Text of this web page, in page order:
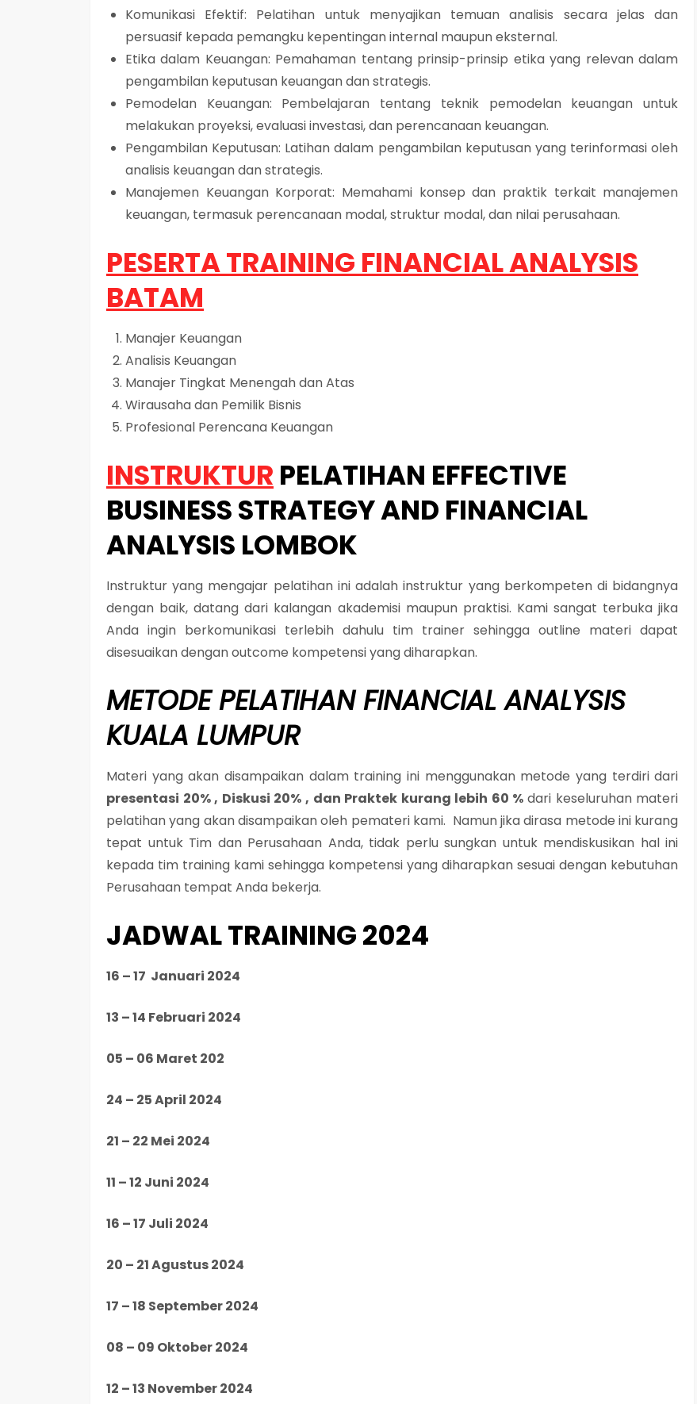
Komunikasi Efektif: Pelatihan untuk menyajikan temuan analisis secara jelas dan
persuasif kepada pemangku kepentingan internal maupun eksternal.
Etika dalam Keuangan: Pemahaman tentang prinsip-prinsip etika yang relevan dalam
pengambilan keputusan keuangan dan strategis.
Pemodelan Keuangan: Pembelajaran tentang teknik pemodelan keuangan untuk
melakukan proyeksi, evaluasi investasi, dan perencanaan keuangan.
Pengambilan Keputusan: Latihan dalam pengambilan keputusan yang terinformasi oleh
analisis keuangan dan strategis.
Manajemen Keuangan Korporat: Memahami konsep dan praktik terkait manajemen
keuangan, termasuk perencanaan modal, struktur modal, dan nilai perusahaan.
PESERTA TRAINING FINANCIAL ANALYSIS
BATAM
Manajer Keuangan
Analisis Keuangan
Manajer Tingkat Menengah dan Atas
Wirausaha dan Pemilik Bisnis
Profesional Perencana Keuangan
INSTRUKTUR PELATIHAN EFFECTIVE
BUSINESS STRATEGY AND FINANCIAL
ANALYSIS LOMBOK
Instruktur yang mengajar pelatihan ini adalah instruktur yang berkompeten di bidangnya
dengan baik, datang dari kalangan akademisi maupun praktisi. Kami sangat terbuka jika
Anda ingin berkomunikasi terlebih dahulu tim trainer sehingga outline materi dapat
disesuaikan dengan outcome kompetensi yang diharapkan.
METODEPELATIHAN FINANCIAL ANALYSIS
KUALA LUMPUR
Materi yang akan disampaikan dalam training ini menggunakan metode yang terdiri dari
presentasi 20% , Diskusi 20% , dan Praktek kurang lebih 60 %dari keseluruhan materi
pelatihan yang akan disampaikan oleh pemateri kami. Namun jika dirasa metode ini kurang
tepat untuk Tim dan Perusahaan Anda, tidak perlu sungkan untuk mendiskusikan hal ini
kepada tim training kami sehingga kompetensi yang diharapkan sesuai dengan kebutuhan
Perusahaan tempat Anda bekerja.
JADWAL TRAINING 2024
16 – 17 Januari 2024
13 – 14 Februari 2024
05 – 06 Maret 202
24 – 25 April 2024
21 – 22 Mei 2024
11 – 12 Juni 2024
16 – 17 Juli 2024
20 – 21 Agustus 2024
17 – 18 September 2024
08 – 09 Oktober 2024
12 – 13 November 2024